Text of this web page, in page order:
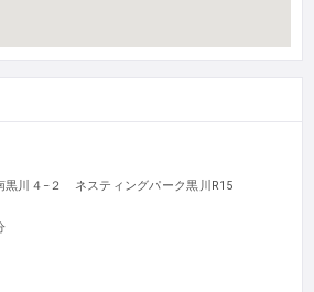
黒川４−２ ネスティングパーク黒川R15